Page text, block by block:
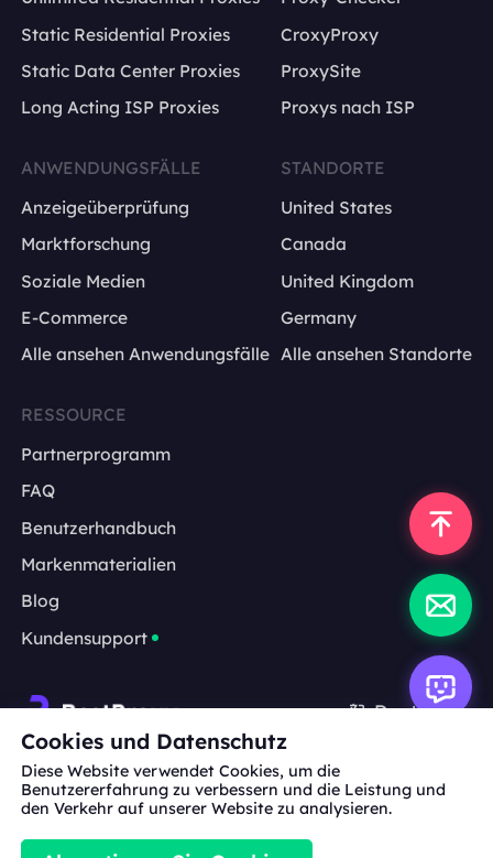
Static Residential Proxies
Static Data Center Proxies
Long Acting ISP Proxies
CroxyProxy
ProxySite
Proxys nach ISP
ANWENDUNGSFÄLLE
Anzeigeüberprüfung
Marktforschung
Soziale Medien
E-Commerce
Alle ansehen Anwendungsfälle
STANDORTE
United States
Canada
United Kingdom
Germany
Alle ansehen Standorte
RESSOURCE
Partnerprogramm
FAQ
Benutzerhandbuch
Markenmaterialien
Blog
Kundensupport
Deutsch
Zusammenarbeit:michael.wang@bestproxy.com
Cookies und Datenschutz
Diese Website verwendet Cookies, um die
Benutzererfahrung zu verbessern und die Leistung und
den Verkehr auf unserer Website zu analysieren.